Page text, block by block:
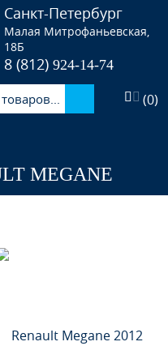
Санкт-Петербург
Малая Митрофаньевская,
18Б
8 (812)924-14-74
(0)
MEGANE
Renault Megane 2012